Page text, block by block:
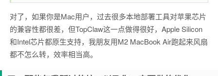
对了，如果你是Mac用户，过去很多本地部署工具对苹果芯片
的兼容性都很差，但TopClaw这一点做得很好，Apple Silicon
和Intel芯片都原生支持，我朋友用M2 MacBook Air跑起来风扇
都不怎么转，效率相当高。